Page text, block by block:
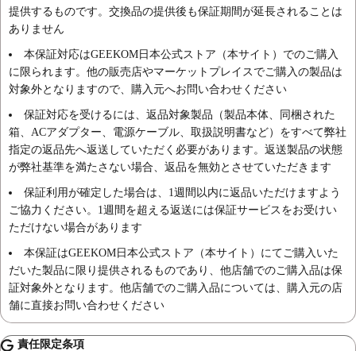
提供するものです。交換品の提供後も保証期間が延長されることは
ありません
本保証対応はGEEKOM日本公式ストア（本サイト）でのご購入
に限られます。他の販売店やマーケットプレイスでご購入の製品は
対象外となりますので、購入元へお問い合わせください
保証対応を受けるには、返品対象製品（製品本体、同梱された
箱、ACアダプター、電源ケーブル、取扱説明書など）をすべて弊社
指定の返品先へ返送していただく必要があります。返送製品の状態
が弊社基準を満たさない場合、返品を無効とさせていただきます
保証利用が確定した場合は、1週間以内に返品いただけますよう
ご協力ください。1週間を超える返送には保証サービスをお受けい
ただけない場合があります
本保証はGEEKOM日本公式ストア（本サイト）にてご購入いた
だいた製品に限り提供されるものであり、他店舗でのご購入品は保
証対象外となります。他店舗でのご購入品については、購入元の店
舗に直接お問い合わせください
責任限定条項